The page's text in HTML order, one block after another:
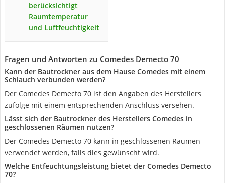
berücksichtigt
Raumtemperatur
und Luftfeuchtigkeit
Fragen und Antworten zu Comedes Demecto 70
Kann der Bautrockner aus dem Hause Comedes mit einem
Schlauch verbunden werden?
Der Comedes Demecto 70 ist den Angaben des Herstellers
zufolge mit einem entsprechenden Anschluss versehen.
Lässt sich der Bautrockner des Herstellers Comedes in
geschlossenen Räumen nutzen?
Der Comedes Demecto 70 kann in geschlossenen Räumen
verwendet werden, falls dies gewünscht wird.
Welche Entfeuchtungsleistung bietet der Comedes Demecto
70?